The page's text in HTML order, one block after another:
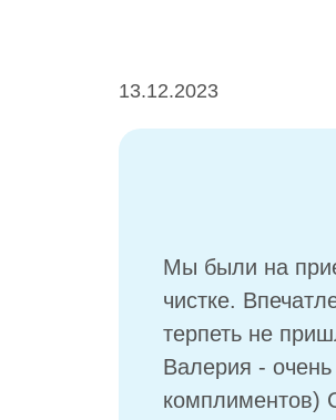
13.12.2023
Мы были на
чистке.
терпеть не
Валерия -
комплиментов)